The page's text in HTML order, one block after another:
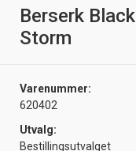
Berserk Black
Storm
Varenummer:
620402
Utvalg:
Bestillingsutvalget